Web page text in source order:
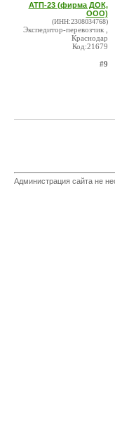
АТП-23 (фирма ДОК,
ООО)
(ИНН:2308034768)
Экспедитор-перевозчик ,
Краснодар
Код:21679
#9
Администрация сайта не